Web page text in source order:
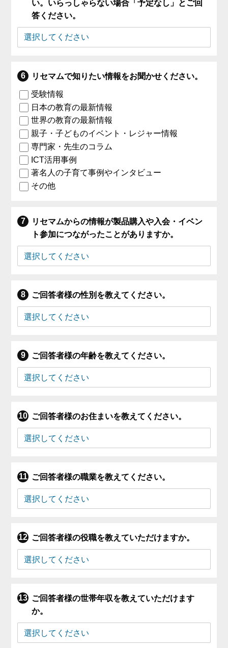
い。いらっしゃらない場合「予定なし」とご回
答ください。
リセマムで知りたい情報をお聞かせください。
受験情報
日本の教育の最新情報
世界の教育の最新情報
親子・子どものイベント・レジャー情報
専門家・先生のコラム
ICT活用事例
著名人の子育て事例やインタビュー
その他
リセマムからの情報が製品購入や入会・イベン
ト参加につながったことがありますか。
ご回答者様の性別を教えてください。
ご回答者様の年齢を教えてください。
ご回答者様のお住まいを教えてください。
ご回答者様の職業を教えてください。
ご回答者様の役職を教えていただけますか。
ご回答者様の世帯年収を教えていただけます
か。